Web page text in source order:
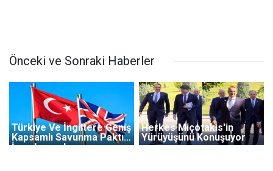
Önceki ve Sonraki Haberler
Türkiye Ve İngiltere Geniş
Kapsamlı Savunma Paktı
İmzalayacak
Herkes Miçotakis'in
Yürüyüşünü Konuşuyor